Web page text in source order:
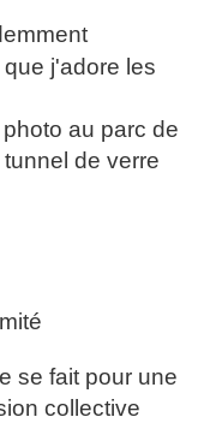
j'adore les
au parc de
de verre
se fait pour une
collective